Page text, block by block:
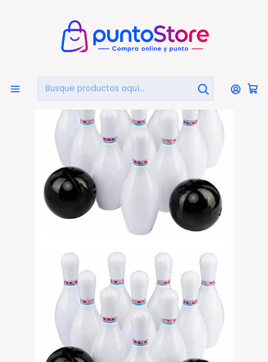
Inicio JUGUETES Y JUEGOS Deportes
Set Juego De Bolos 12 Piezas - Ps